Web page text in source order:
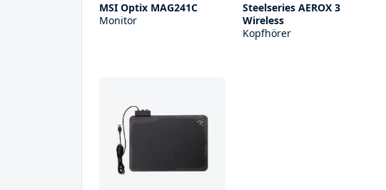
MSI Optix MAG241C
Monitor
Steelseries AEROX 3
Wireless
Kopfhörer